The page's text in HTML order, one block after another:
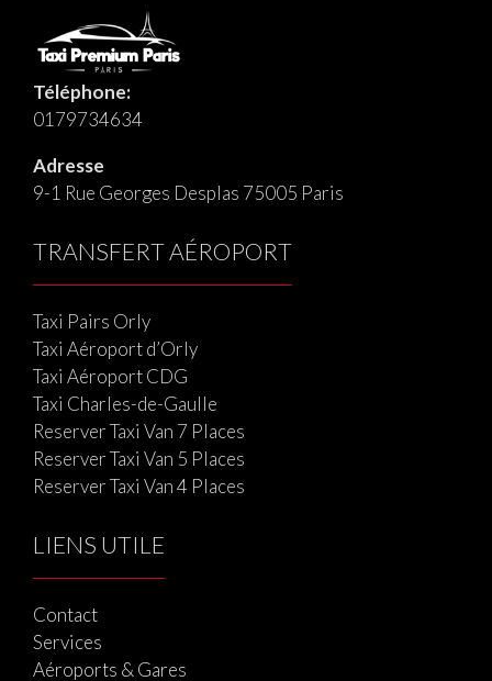
Téléphone:
0179734634
Adresse
9-1 Rue Georges Desplas 75005 Paris
TRANSFERT AÉROPORT
Taxi Pairs Orly
Taxi Aéroport d’Orly
Taxi Aéroport CDG
Taxi Charles-de-Gaulle
Reserver Taxi Van 7 Places
Reserver Taxi Van 5 Places
Reserver Taxi Van 4 Places
LIENS UTILE
Contact
Services
Aéroports & Gares